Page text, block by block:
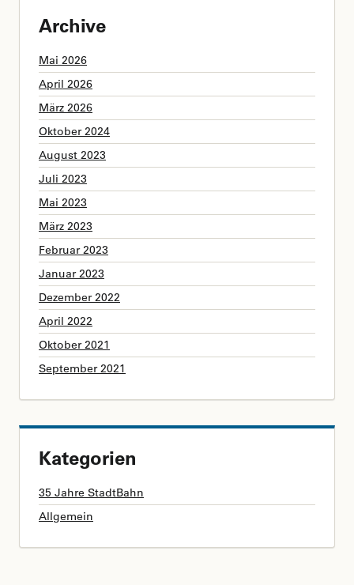
Archive
Mai 2026
April 2026
März 2026
Oktober 2024
August 2023
Juli 2023
Mai 2023
März 2023
Februar 2023
Januar 2023
Dezember 2022
April 2022
Oktober 2021
September 2021
Kategorien
35 Jahre StadtBahn
Allgemein